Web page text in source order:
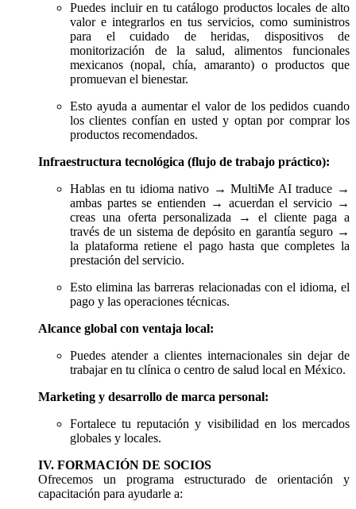
Puedes incluir en tu catálogo productos locales de alto
valor e integrarlos en tus servicios, como suministros
para el cuidado de heridas, dispositivos de
monitorización de la salud, alimentos funcionales
mexicanos (nopal, chía, amaranto) o productos que
promuevan el bienestar.
Esto ayuda a aumentar el valor de los pedidos cuando
los clientes confían en usted y optan por comprar los
productos recomendados.
Infraestructura tecnológica (flujo de trabajo práctico):
Hablas en tu idioma nativo → MultiMe AI traduce →
ambas partes se entienden → acuerdan el servicio →
creas una oferta personalizada → el cliente paga a
través de un sistema de depósito en garantía seguro →
la plataforma retiene el pago hasta que completes la
prestación del servicio.
Esto elimina las barreras relacionadas con el idioma, el
pago y las operaciones técnicas.
Alcance global con ventaja local:
Puedes atender a clientes internacionales sin dejar de
trabajar en tu clínica o centro de salud local en México.
Marketing y desarrollo de marca personal:
Fortalece tu reputación y visibilidad en los mercados
globales y locales.
IV. FORMACIÓN DE SOCIOS
Ofrecemos un programa estructurado de orientación y
capacitación para ayudarle a: